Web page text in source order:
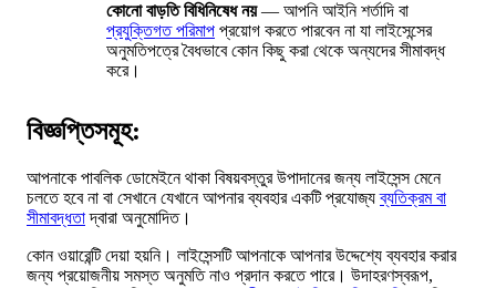
কোনো বাড়তি বিধিনিষেধ নয়— আপনি আইনি শর্তাদি বা
প্রযুক্তিগত পরিমাপ প্রয়োগ করতে পারবেন না যা লাইসেন্সের
অনুমতিপত্রে বৈধভাবে কোন কিছু করা থেকে অন্যদের সীমাবদ্ধ
করে।
বিজ্ঞপ্তিসমূহ:
আপনাকে পাবলিক ডোমেইনে থাকা বিষয়বস্তুর উপাদানের জন্য লাইসেন্স মেনে
চলতে হবে না বা সেখানে যেখানে আপনার ব্যবহার একটি প্রযোজ্যব্যতিক্রম বা
সীমাবদ্ধতাদ্বারা অনুমোদিত।
কোন ওয়ারেন্টি দেয়া হয়নি। লাইসেন্সটি আপনাকে আপনার উদ্দেশ্যে ব্যবহার করার
জন্য প্রয়োজনীয় সমস্ত অনুমতি নাও প্রদান করতে পারে। উদাহরণস্বরূপ,